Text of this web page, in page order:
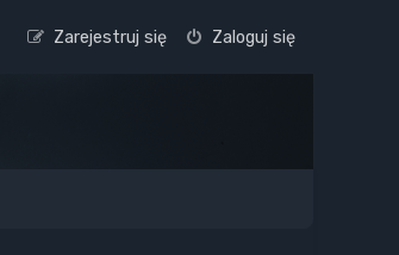
Zaloguj się
Zarejestruj się